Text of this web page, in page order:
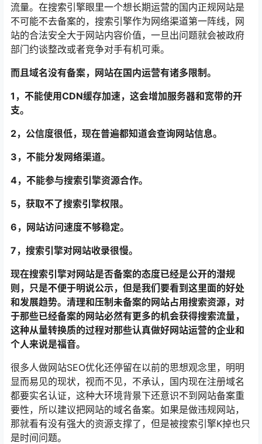
流量。在搜索引擎眼里一个想长期运营的国内正规网站是
不可能不去备案的，搜索引擎作为网络渠道第一阵线，网
站的合法安全大于网站内容价值，一旦出问题就会被政府
部门约谈整改或者竞争对手有机可乘。
而且域名没有备案，网站在国内运营有诸多限制。
1，不能使用CDN缓存加速，这会增加服务器和宽带的开
支。
2，公信度很低，现在普遍都知道会查询网站信息。
3，不能分发网络渠道。
4，不能参与搜索引擎资源合作。
5，获取不了搜索引擎权限。
6，网站访问速度不够稳定。
7，搜索引擎对网站收录很慢。
现在搜索引擎对网站是否备案的态度已经是公开的潜规
则，只是不便于明说公示，但是我们要看到这里面的好处
和发展趋势。 清理和压制未备案的网站占用搜索资源，对
于那些已经备案的网站必然有更多的机会获得搜索流量，
这种从量转换质的过程对那些认真做好网站运营的企业和
个人来说是福音。
很多人做网站SEO优化还停留在以前的思想观念里，明明
显而易见的现状，视而不见，不承认，国内现在注册域名
都要实名认证，这种大环境背景下还意识不到网站备案重
要性，所以建议把网站的域名备案。如果是做违规网站，
那就看有没有强大的资源支撑了，但是被搜索引擎K掉也只
是时间问题。